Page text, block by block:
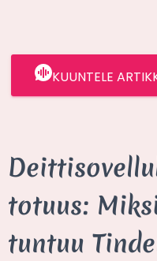
KUUNTELE
totuus:
tuntuu